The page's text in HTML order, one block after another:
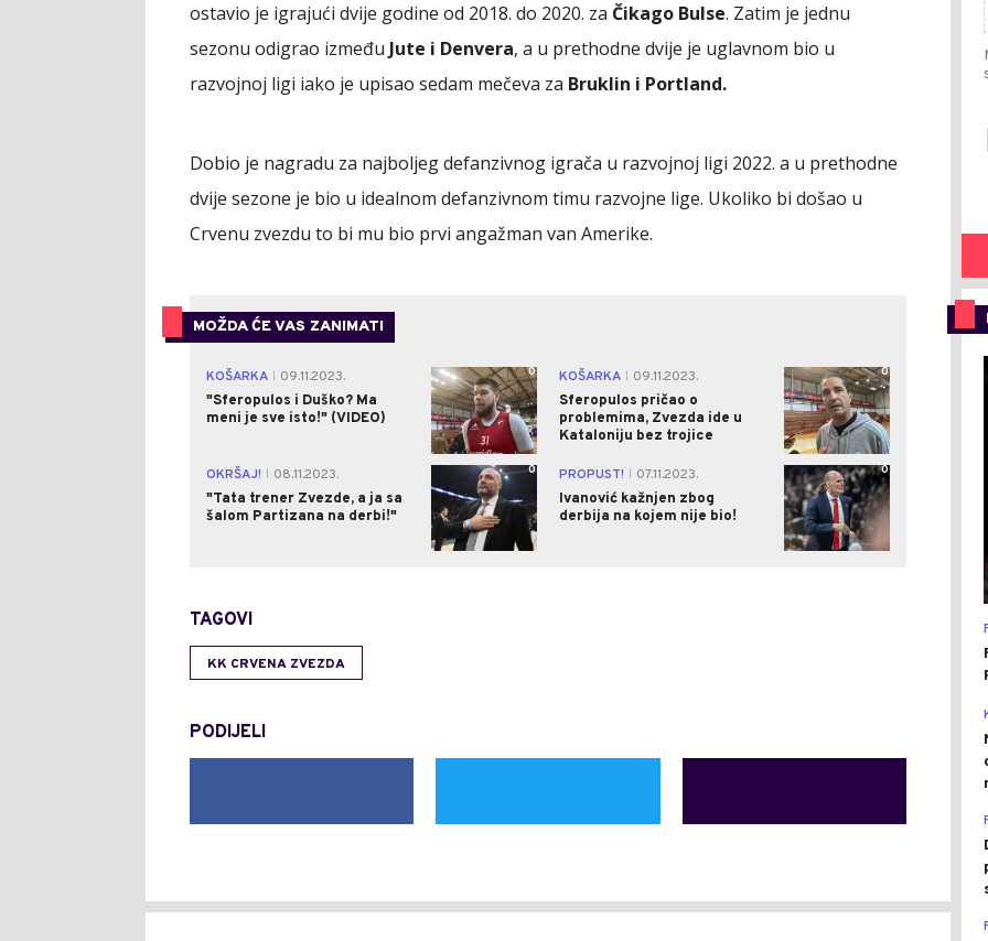
ostavio je igrajući dvije godine od 2018. do 2020. za Čikago Bulse. Zatim je jednu
sezonu odigrao između Jute i Denvera, a u prethodne dvije je uglavnom bio u
razvojnoj ligi iako je upisao sedam mečeva za Bruklin i Portland.
Dobio je nagradu za najboljeg defanzivnog igrača u razvojnoj ligi 2022. a u prethodne
dvije sezone je bio u idealnom defanzivnom timu razvojne lige. Ukoliko bi došao u
Crvenu zvezdu to bi mu bio prvi angažman van Amerike.
MOŽDA ĆE VAS ZANIMATI
KOŠARKA
09.11.2023.
"Sferopulos i Duško? Ma
meni je sve isto!" (VIDEO)
0 KOŠARKA
09.11.2023.
Sferopulos pričao o
problemima, Zvezda ide u
Kataloniju bez trojice
0
OKRŠAJ!
08.11.2023.
"Tata trener Zvezde, a ja sa
šalom Partizana na derbi!"
0 PROPUST!
07.11.2023.
Ivanović kažnjen zbog
derbija na kojem nije bio!
0
TAGOVI
KK CRVENA ZVEZDA
PODIJELI